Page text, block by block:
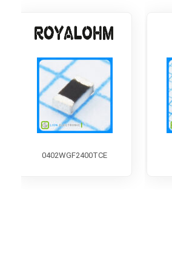
0402WGF2400TCE